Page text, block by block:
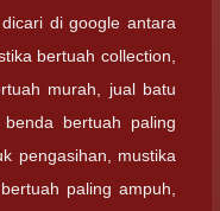
di google antara
bertuah collection,
murah, jual batu
bertuah paling
pengasihan, mustika
paling ampuh,